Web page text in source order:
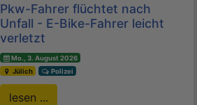
Pkw-Fahrer flüchtet nach
Unfall - E-Bike-Fahrer leicht
verletzt
Mo., 3. August 2026
Jülich
Polizei
lesen ...